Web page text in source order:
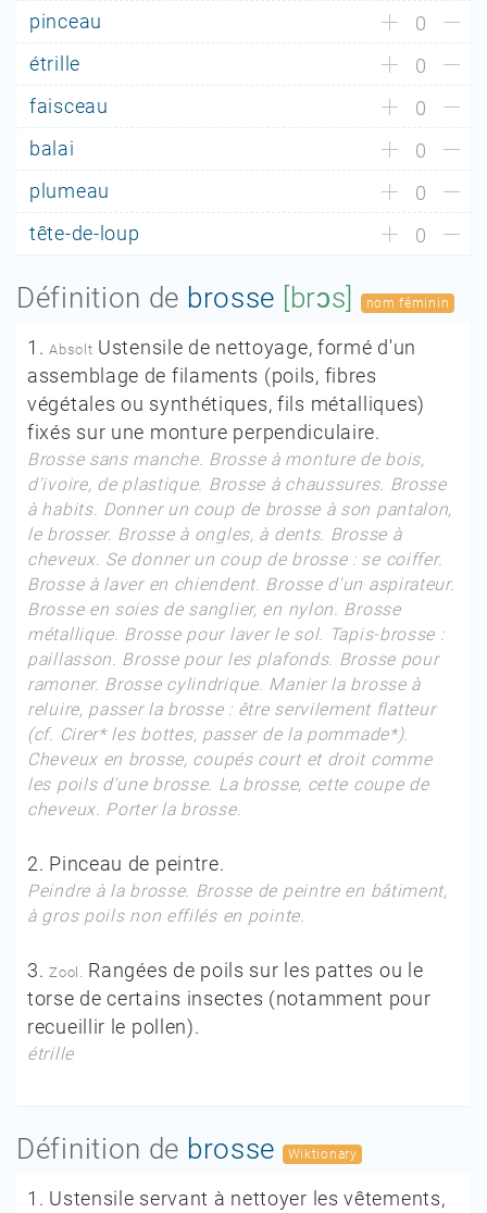
pinceau
0
étrille
0
faisceau
0
balai
0
plumeau
0
tête-de-loup
0
Définition de brosse [brɔs] nom féminin
1.Absolt Ustensile de nettoyage, formé d'un
assemblage de filaments (poils, fibres
végétales ou synthétiques, fils métalliques)
fixés sur une monture perpendiculaire.
Brosse sans manche. Brosse à monture de bois,
d'ivoire, de plastique. Brosse à chaussures. Brosse
à habits. Donner un coup de brosse à son pantalon,
le brosser. Brosse à ongles, à dents. Brosse à
cheveux. Se donner un coup de brosse : se coiffer.
Brosse à laver en chiendent. Brosse d'un aspirateur.
Brosse en soies de sanglier, en nylon. Brosse
métallique. Brosse pour laver le sol. Tapis-brosse :
paillasson.
Brosse pour les plafonds. Brosse pour
ramoner. Brosse cylindrique. Manier la brosse à
reluire, passer la brosse : être servilement flatteur
(cf. Cirer* les bottes, passer de la pommade*).
Cheveux en brosse, coupés court et droit comme
les poils d'une brosse. La brosse, cette coupe de
cheveux. Porter la brosse.
2. Pinceau de peintre.
Peindre à la brosse. Brosse de peintre en bâtiment,
à gros poils non effilés en pointe.
3.Zool.
Rangées de poils sur les pattes ou le
torse de certains insectes (notamment pour
recueillir le pollen).
étrille
Définition de brosse Wiktionary
1. Ustensile servant à nettoyer les vêtements,